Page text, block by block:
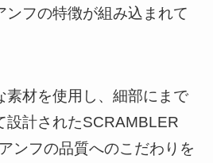
ンフの特徴が組み込まれて
素材を使用し、細部にまで
設計されたSCRAMBLER
ンフの品質へのこだわりを